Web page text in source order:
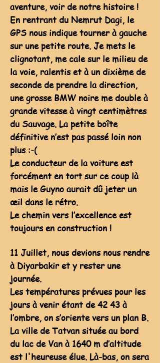
aventure, voir de notre histoire !
En rentrant du Nemrut Dagi, le
GPS nous indique tourner à gauche
sur une petite route. Je mets le
clignotant, me cale sur le milieu de
la voie, ralentis et à un dixième de
seconde de prendre la direction,
une grosse BMW noire me double à
grande vitesse à vingt centimètres
du Sauvage. La petite boîte
définitive n’est pas passé loin non
plus :-(
Le conducteur de la voiture est
forcément en tort sur ce coup là
mais le Guyno aurait dû jeter un
œil dans le rétro.
Le chemin vers l’excellence est
toujours en construction !
11 Juillet, nous devions nous rendre
à Diyarbakir et y rester une
journée.
Les températures prévues pour les
jours à venir étant de 42 43 à
l’ombre, on s’oriente vers un plan B.
La ville de Tatvan située au bord
du lac de Van à 1640 m d’altitude
est l'heureuse élue. Là-bas, on sera